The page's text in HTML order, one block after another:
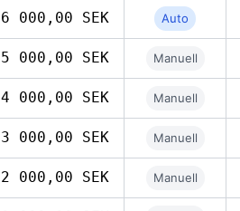
6 000,00 SEK Auto
5 000,00 SEK Manuell
4 000,00 SEK Manuell
3 000,00 SEK Manuell
2 000,00 SEK Manuell